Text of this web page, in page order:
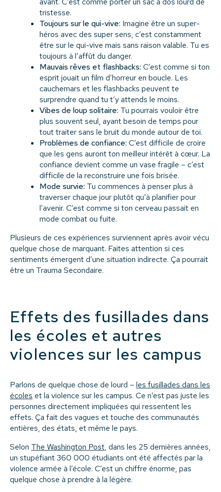
tristesse.
Toujours sur le qui-vive: Imagine être un super-
héros avec des super sens, c’est constamment
être sur le qui-vive mais sans raison valable. Tu es
toujours à l’affût du danger.
Mauvais rêves et flashbacks: C’est comme si ton
esprit jouait un film d’horreur en boucle. Les
cauchemars et les flashbacks peuvent te
surprendre quand tu t’y attends le moins.
Vibes de loup solitaire: Tu pourrais vouloir être
plus souvent seul, ayant besoin de temps pour
tout traiter sans le bruit du monde autour de toi.
Problèmes de confiance: C’est difficile de croire
que les gens auront ton meilleur intérêt à cœur. La
confiance devient comme un vase fragile – c’est
difficile de la reconstruire une fois brisée.
Mode survie: Tu commences à penser plus à
traverser chaque jour plutôt qu’à planifier pour
l’avenir. C’est comme si ton cerveau passait en
mode combat ou fuite.
Plusieurs de ces expériences surviennent après avoir vécu
quelque chose de marquant. Faites attention si ces
sentiments émergent d’une situation indirecte. Ça pourrait
être un Trauma Secondaire.
Effets des fusillades dans
les écoles et autres
violences sur les campus
Parlons de quelque chose de lourd – les fusillades dans les
écoles et la violence sur les campus. Ce n’est pas juste les
personnes directement impliquées qui ressentent les
effets. Ça fait des vagues et touche des communautés
entières, des états, et même le pays.
Selon The Washington Post, dans les 25 dernières années,
un stupéfiant 360 000 étudiants ont été affectés par la
violence armée à l’école. C’est un chiffre énorme, pas
quelque chose à prendre à la légère.